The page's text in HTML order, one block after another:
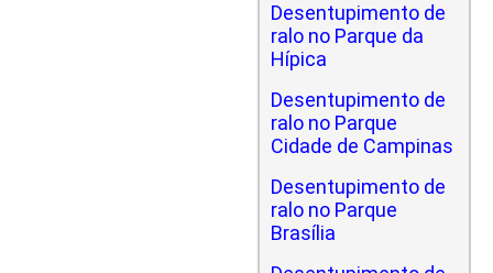
Desentupimento de
ralo no Parque da
Hípica
Desentupimento de
ralo no Parque
Cidade de Campinas
Desentupimento de
ralo no Parque
Brasília